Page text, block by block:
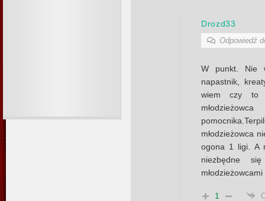
Drozd33
Odpowiedź
W punkt. Nie
napastnik,
wiem czy to
młodzieżowca
ogona 1 ligi. A
niezbędne
1